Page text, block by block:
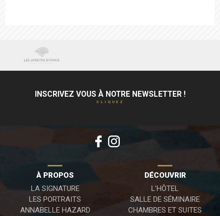
INSCRIVEZ VOUS À NOTRE NEWSLETTER !
CLIQUEZ
À PROPOS
LA SIGNATURE
LES PORTRAITS
ANNABELLE HAZARD
DÉCOUVRIR
L’HÔTEL
SALLE DE SÉMINAIRE
CHAMBRES ET SUITES